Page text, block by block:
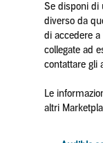
Se disponi di
diverso da
di accedere
collegate ad
contattare gli
Le
altri